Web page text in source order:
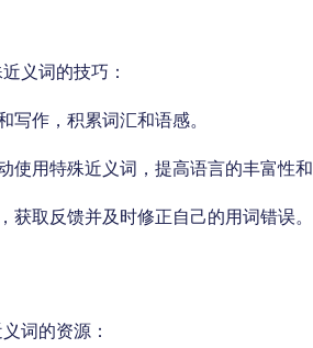
义词的技巧：
写作，积累词汇和语感。
使用特殊近义词，提高语言的丰富性和
获取反馈并及时修正自己的用词错误。
词的资源：